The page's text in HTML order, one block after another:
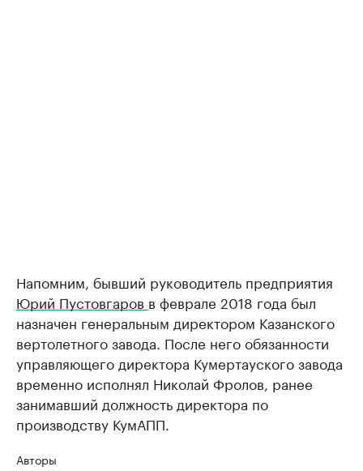
Напомним, бывший руководитель предприятия
Юрий Пустовгаров в феврале 2018 года был
назначен генеральным директором Казанского
вертолетного завода. После него обязанности
управляющего директора Кумертауского завода
временно исполнял Николай Фролов, ранее
занимавший должность директора по
производству КумАПП.
Авторы